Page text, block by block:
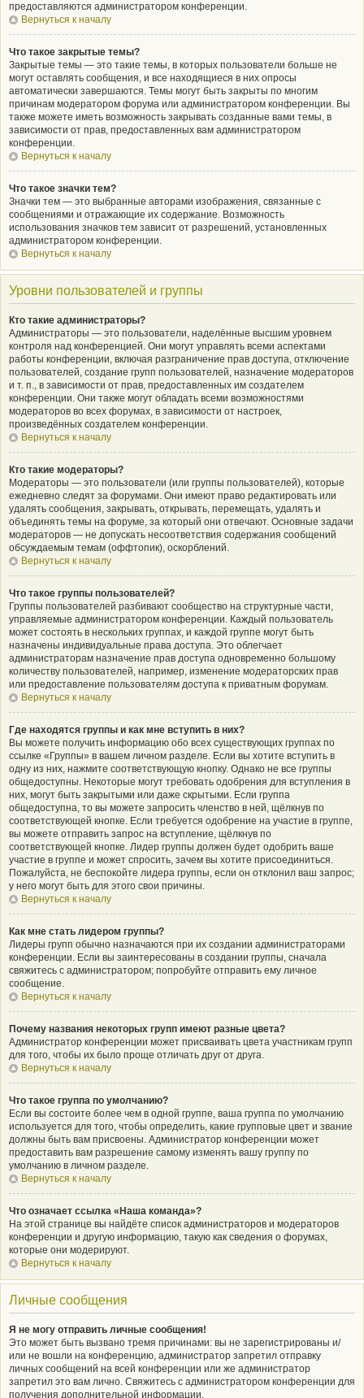
предоставляются администратором конференции.
Вернуться к началу
Что такое закрытые темы?
Закрытые темы — это такие темы, в которых пользователи больше не
могут оставлять сообщения, и все находящиеся в них опросы
автоматически завершаются. Темы могут быть закрыты по многим
причинам модератором форума или администратором конференции. Вы
также можете иметь возможность закрывать созданные вами темы, в
зависимости от прав, предоставленных вам администратором
конференции.
Вернуться к началу
Что такое значки тем?
Значки тем — это выбранные авторами изображения, связанные с
сообщениями и отражающие их содержание. Возможность
использования значков тем зависит от разрешений, установленных
администратором конференции.
Вернуться к началу
Уровни пользователей и группы
Кто такие администраторы?
Администраторы — это пользователи, наделённые высшим уровнем
контроля над конференцией. Они могут управлять всеми аспектами
работы конференции, включая разграничение прав доступа, отключение
пользователей, создание групп пользователей, назначение модераторов
и т. п., в зависимости от прав, предоставленных им создателем
конференции. Они также могут обладать всеми возможностями
модераторов во всех форумах, в зависимости от настроек,
произведённых создателем конференции.
Вернуться к началу
Кто такие модераторы?
Модераторы — это пользователи (или группы пользователей), которые
ежедневно следят за форумами. Они имеют право редактировать или
удалять сообщения, закрывать, открывать, перемещать, удалять и
объединять темы на форуме, за который они отвечают. Основные задачи
модераторов — не допускать несоответствия содержания сообщений
обсуждаемым темам (оффтопик), оскорблений.
Вернуться к началу
Что такое группы пользователей?
Группы пользователей разбивают сообщество на структурные части,
управляемые администратором конференции. Каждый пользователь
может состоять в нескольких группах, и каждой группе могут быть
назначены индивидуальные права доступа. Это облегчает
администраторам назначение прав доступа одновременно большому
количеству пользователей, например, изменение модераторских прав
или предоставление пользователям доступа к приватным форумам.
Вернуться к началу
Где находятся группы и как мне вступить в них?
Вы можете получить информацию обо всех существующих группах по
ссылке «Группы» в вашем личном разделе. Если вы хотите вступить в
одну из них, нажмите соответствующую кнопку. Однако не все группы
общедоступны. Некоторые могут требовать одобрения для вступления в
них, могут быть закрытыми или даже скрытыми. Если группа
общедоступна, то вы можете запросить членство в ней, щёлкнув по
соответствующей кнопке. Если требуется одобрение на участие в группе,
вы можете отправить запрос на вступление, щёлкнув по
соответствующей кнопке. Лидер группы должен будет одобрить ваше
участие в группе и может спросить, зачем вы хотите присоединиться.
Пожалуйста, не беспокойте лидера группы, если он отклонил ваш запрос;
у него могут быть для этого свои причины.
Вернуться к началу
Как мне стать лидером группы?
Лидеры групп обычно назначаются при их создании администраторами
конференции. Если вы заинтересованы в создании группы, сначала
свяжитесь с администратором; попробуйте отправить ему личное
сообщение.
Вернуться к началу
Почему названия некоторых групп имеют разные цвета?
Администратор конференции может присваивать цвета участникам групп
для того, чтобы их было проще отличать друг от друга.
Вернуться к началу
Что такое группа по умолчанию?
Если вы состоите более чем в одной группе, ваша группа по умолчанию
используется для того, чтобы определить, какие групповые цвет и звание
должны быть вам присвоены. Администратор конференции может
предоставить вам разрешение самому изменять вашу группу по
умолчанию в личном разделе.
Вернуться к началу
Что означает ссылка «Наша команда»?
На этой странице вы найдёте список администраторов и модераторов
конференции и другую информацию, такую как сведения о форумах,
которые они модерируют.
Вернуться к началу
Личные сообщения
Я не могу отправить личные сообщения!
Это может быть вызвано тремя причинами: вы не зарегистрированы и/
или не вошли на конференцию, администратор запретил отправку
личных сообщений на всей конференции или же администратор
запретил это вам лично. Свяжитесь с администратором конференции для
получения дополнительной информации.